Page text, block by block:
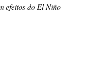
efeitos do El Niño